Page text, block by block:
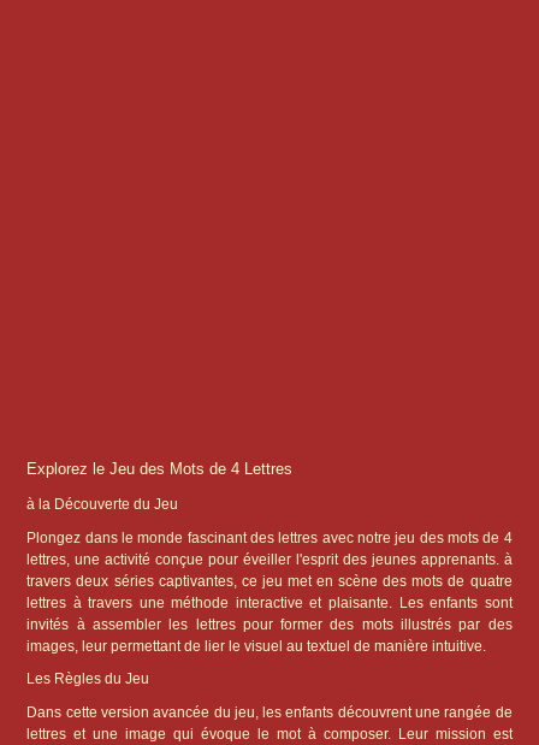
Explorez le Jeu des Mots de 4 Lettres
à la Découverte du Jeu
Plongez dans le monde fascinant des lettres avec notre jeu des mots de 4
lettres, une activité conçue pour éveiller l'esprit des jeunes apprenants. à
travers deux séries captivantes, ce jeu met en scène des mots de quatre
lettres à travers une méthode interactive et plaisante. Les enfants sont
invités à assembler les lettres pour former des mots illustrés par des
images, leur permettant de lier le visuel au textuel de manière intuitive.
Les Règles du Jeu
Dans cette version avancée du jeu, les enfants découvrent une rangée de
lettres et une image qui évoque le mot à composer. Leur mission est